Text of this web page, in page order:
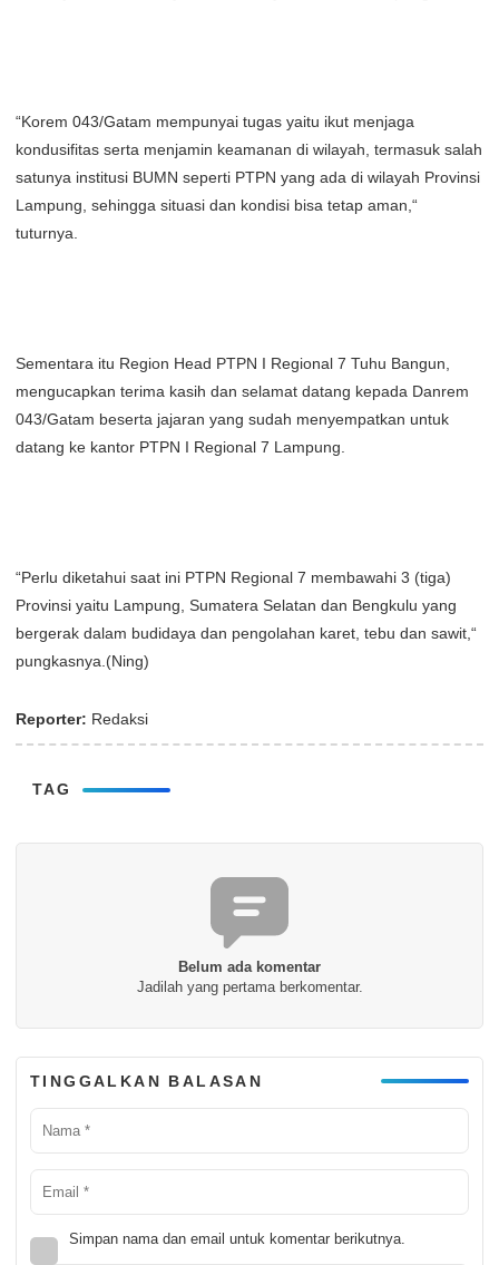
“Korem 043/Gatam mempunyai tugas yaitu ikut menjaga
kondusifitas serta menjamin keamanan di wilayah, termasuk salah
satunya institusi BUMN seperti PTPN yang ada di wilayah Provinsi
Lampung, sehingga situasi dan kondisi bisa tetap aman,“
tuturnya.
Sementara itu Region Head PTPN I Regional 7 Tuhu Bangun,
mengucapkan terima kasih dan selamat datang kepada Danrem
043/Gatam beserta jajaran yang sudah menyempatkan untuk
datang ke kantor PTPN I Regional 7 Lampung.
“Perlu diketahui saat ini PTPN Regional 7 membawahi 3 (tiga)
Provinsi yaitu Lampung, Sumatera Selatan dan Bengkulu yang
bergerak dalam budidaya dan pengolahan karet, tebu dan sawit,“
pungkasnya.(Ning)
Reporter: Redaksi
TAG
Belum ada komentar
Jadilah yang pertama berkomentar.
TINGGALKAN BALASAN
Simpan nama dan email untuk komentar berikutnya.